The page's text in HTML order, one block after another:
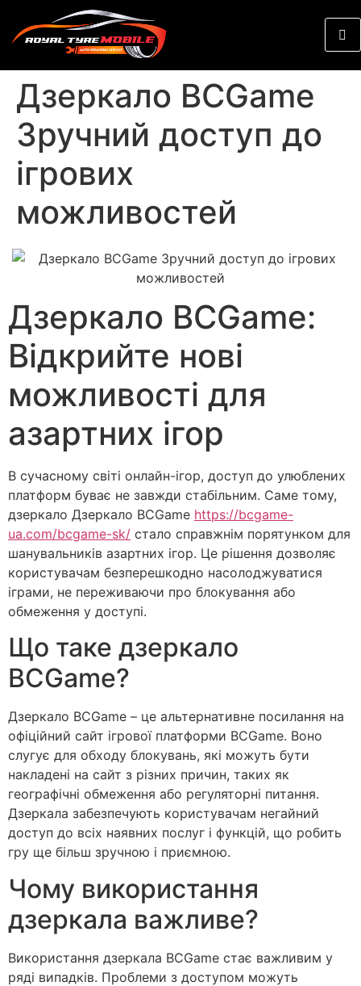
Дзеркало BCGame
Зручний доступ до
ігрових
можливостей
Дзеркало BCGame:
Відкрийте нові
можливості для
азартних ігор
В сучасному світі онлайн-ігор, доступ до улюблених
платформ буває не завжди стабільним. Саме тому,
дзеркало Дзеркало BCGame https://bcgame-
ua.com/bcgame-sk/ стало справжнім порятунком для
шанувальників азартних ігор. Це рішення дозволяє
користувачам безперешкодно насолоджуватися
іграми, не переживаючи про блокування або
обмеження у доступі.
Що таке дзеркало
BCGame?
Дзеркало BCGame – це альтернативне посилання на
офіційний сайт ігрової платформи BCGame. Воно
слугує для обходу блокувань, які можуть бути
накладені на сайт з різних причин, таких як
географічні обмеження або регуляторні питання.
Дзеркала забезпечують користувачам негайний
доступ до всіх наявних послуг і функцій, що робить
гру ще більш зручною і приємною.
Чому використання
дзеркала важливе?
Використання дзеркала BCGame стає важливим у
ряді випадків. Проблеми з доступом можуть